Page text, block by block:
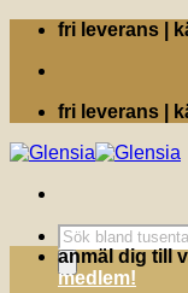
Skip
content
fri leverans |
fri leverans |
anmäl dig till
medlem!